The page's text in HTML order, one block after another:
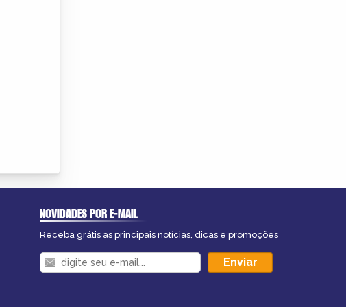
NOVIDADES POR E-MAIL
Receba grátis as principais notícias, dicas e promoções